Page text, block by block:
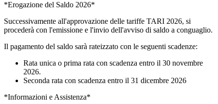
*Erogazione del Saldo 2026*
Successivamente all'approvazione delle tariffe TARI 2026, si
procederà con l'emissione e l'invio dell'avviso di saldo a conguaglio.
Il pagamento del saldo sarà rateizzato con le seguenti scadenze:
Rata unica o prima rata con scadenza entro il 30 novembre
2026.
Seconda rata con scadenza entro il 31 dicembre 2026
*Informazioni e Assistenza*